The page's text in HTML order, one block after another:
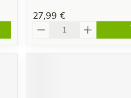
27,99 €
Quantité